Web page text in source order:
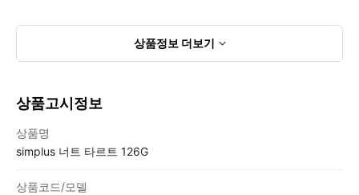
상품정보 더보기
상품고시정보
상품명
simplus 너트 타르트 126G
상품코드/모델